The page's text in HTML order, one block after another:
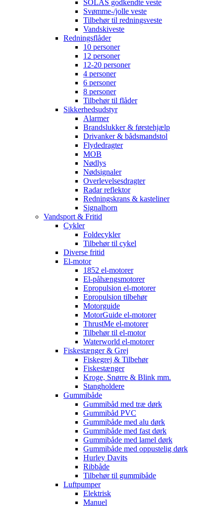
SOLAS godkendte veste
Svømme-/jolle veste
Tilbehør til redningsveste
Vandskiveste
Redningsflåder
10 personer
12 personer
12-20 personer
4 personer
6 personer
8 personer
Tilbehør til flåder
Sikkerhedsudstyr
Alarmer
Brandslukker & førstehjælp
Drivanker & bådsmandstol
Flydedragter
MOB
Nødlys
Nødsignaler
Overlevelsesdragter
Radar reflektor
Redningskrans & kasteliner
Signalhorn
Vandsport & Fritid
Cykler
Foldecykler
Tilbehør til cykel
Diverse fritid
El-motor
1852 el-motorer
El-påhængsmotorer
Epropulsion el-motorer
Epropulsion tilbehør
Motorguide
MotorGuide el-motorer
ThrustMe el-motorer
Tilbehør til el-motor
Waterworld el-motorer
Fiskestænger & Grej
Fiskegrej & Tilbehør
Fiskestænger
Kroge, Snørre & Blink mm.
Stangholdere
Gummibåde
Gummibåd med træ dørk
Gummibåd PVC
Gummibåde med alu dørk
Gummibåde med fast dørk
Gummibåde med lamel dørk
Gummibåde med oppustelig dørk
Hurley Davits
Ribbåde
Tilbehør til gummibåde
Luftpumper
Elektrisk
Manuel